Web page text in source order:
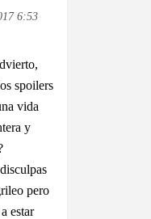
6:53
spoilers
vida
y
pero
estar